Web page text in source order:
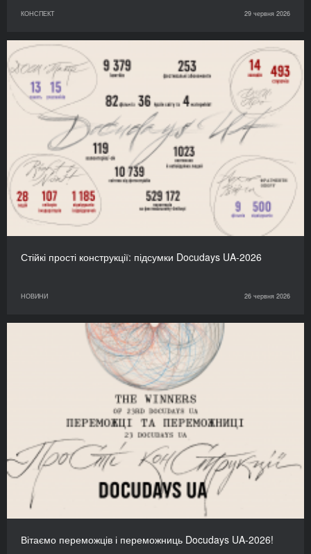
КОНСПЕКТ 29 червня 2026
Стійкі прості конструкції: підсумки Docudays UA-2026
НОВИНИ 26 червня 2026
Вітаємо переможців і переможниць Docudays UA-2026!